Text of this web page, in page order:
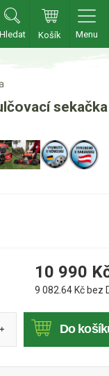
Hledat Košík Menu
sekačka
10 990
9 082.64 Kč bez
+ Do